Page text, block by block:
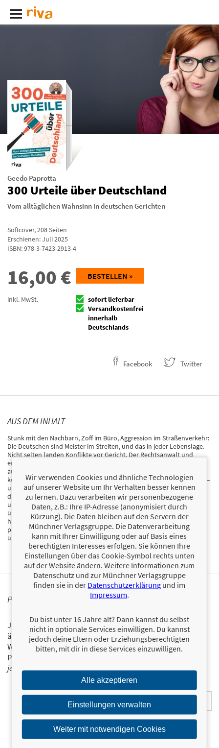
Geedo Paprotta
300 Urteile über Deutschland
Vom alltäglichen Wahnsinn in deutschen Gerichten
Softcover,208Seiten
Erschienen: Juli 2025
ISBN:978-3-7423-2913-4
16,00€
inkl. MwSt.
BESTELLEN »
sofort lieferbar
Versandkostenfrei
innerhalb
Deutschlands
Facebook Twitter
AUS DEM INHALT
Stunk mit den Nachbarn, Zoff im Büro, Aggression im Straßenverkehr:
Die Deutschen sind Meister im Streiten, und das in jeder Lebenslage.
Nicht selten landen Konflikte vor Gericht. Der Rechtsanwalt und
erfolgreiche Kolumnist Geedo Paprotta dokumentiert regelmäßig
augenzwinkernd, womit Juristen in ganz Deutschland tagtäglich
konfrontiert sind. Skurrile Sachverhalte, die Menschen klagen lassen –
und über die Gerichte Urteile verhängen müssen. Von A wie Ameisen,
die trotz ihrer überschaubaren Größe tiefe Gräben zwischen Mieter
und Vermieter ziehen, über K wie Kondome, die bisweilen
übersinnliche Kräfte zu haben scheinen, bis zu Z wie Zaun, über den
hinweg so mancher Nachbarschaftsstreit ausgetragen wird,
präsentiert der erfahrene Anwalt eine kuriose Sammlung,
überraschend und höchst unterhaltsam.
PERSONALISIERTE PRODUKTINFORMATIONEN
Ja, ich will über interessante Neuerscheinungen und
ähnliche Produkte informiert werden.
Wir halten Sie per E-Mail auf dem aktuellen Stand über das
Programm der Münchner Verlagsgruppe.
jetzt ein!
Wir verwenden Cookies und ähnliche Technologien
auf unserer Website um Ihr Verhalten besser kennen
zu lernen. Dazu verarbeiten wir personenbezogene
Daten, z.B.: Ihre IP-Adresse (anonymisiert durch
Kürzung). Die Daten bleiben auf den Servern der
Münchner Verlagsgruppe. Die Datenverarbeitung
kann mit Ihrer Einwilligung oder auf Basis eines
berechtigten Interesses erfolgen. Sie können Ihre
Einstellungen über das Cookie-Symbol rechts unten
auf der Website ändern. Weitere Informationen zum
Datenschutz und zur Münchner Verlagsgruppe
finden sie in der Datenschutzerklärung und im
Impressum.
Du bist unter 16 Jahre alt? Dann kannst du selbst
nicht in optionale Services einwilligen. Du kannst
jedoch deine Eltern oder Erziehungsberechtigten
bitten, mit dir in diese Services einzuwilligen.
Alle akzeptieren
Einstellungen verwalten
Weiter mit notwendigen Cookies